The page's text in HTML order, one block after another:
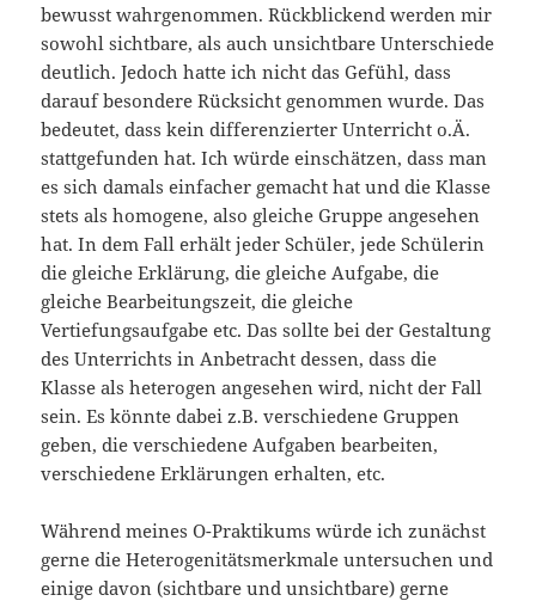
bewusst wahrgenommen. Rückblickend werden mir
sowohl sichtbare, als auch unsichtbare Unterschiede
deutlich. Jedoch hatte ich nicht das Gefühl, dass
darauf besondere Rücksicht genommen wurde. Das
bedeutet, dass kein differenzierter Unterricht o.Ä.
stattgefunden hat. Ich würde einschätzen, dass man
es sich damals einfacher gemacht hat und die Klasse
stets als homogene, also gleiche Gruppe angesehen
hat. In dem Fall erhält jeder Schüler, jede Schülerin
die gleiche Erklärung, die gleiche Aufgabe, die
gleiche Bearbeitungszeit, die gleiche
Vertiefungsaufgabe etc. Das sollte bei der Gestaltung
des Unterrichts in Anbetracht dessen, dass die
Klasse als heterogen angesehen wird, nicht der Fall
sein. Es könnte dabei z.B. verschiedene Gruppen
geben, die verschiedene Aufgaben bearbeiten,
verschiedene Erklärungen erhalten, etc.
Während meines O-Praktikums würde ich zunächst
gerne die Heterogenitätsmerkmale untersuchen und
einige davon (sichtbare und unsichtbare) gerne